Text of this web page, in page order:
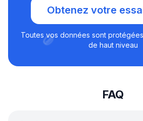
Obtenez votre
Toutes vos données sont
de haut niveau
FAQ